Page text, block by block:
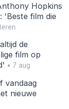
Hopkins
'Beste film die
de
film op
• 7 aug
vandaag
nieuwe